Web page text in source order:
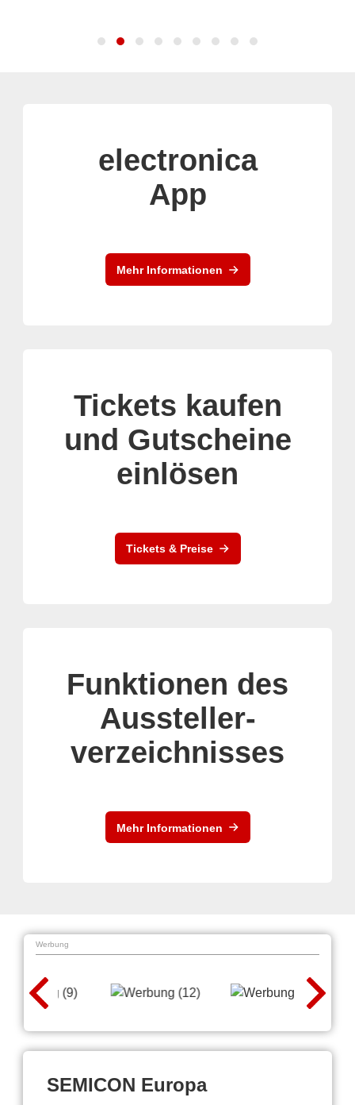
electronica
App
Mehr Informationen
Tickets kaufen
und Gutscheine
einlösen
Tickets & Preise
Funktionen des
Aussteller-
verzeichnisses
Mehr Informationen
Werbung
SEMICON Europa